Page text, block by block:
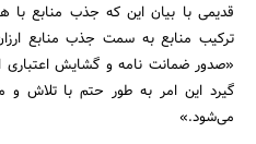
قدیمی با بیان این که جذب منابع
ترکیب منابع به سمت جذب منابع
«صدور ضمانت نامه و گشایش اعتباری
گیرد این امر به طور حتم با تلاش و
می‌شود.»